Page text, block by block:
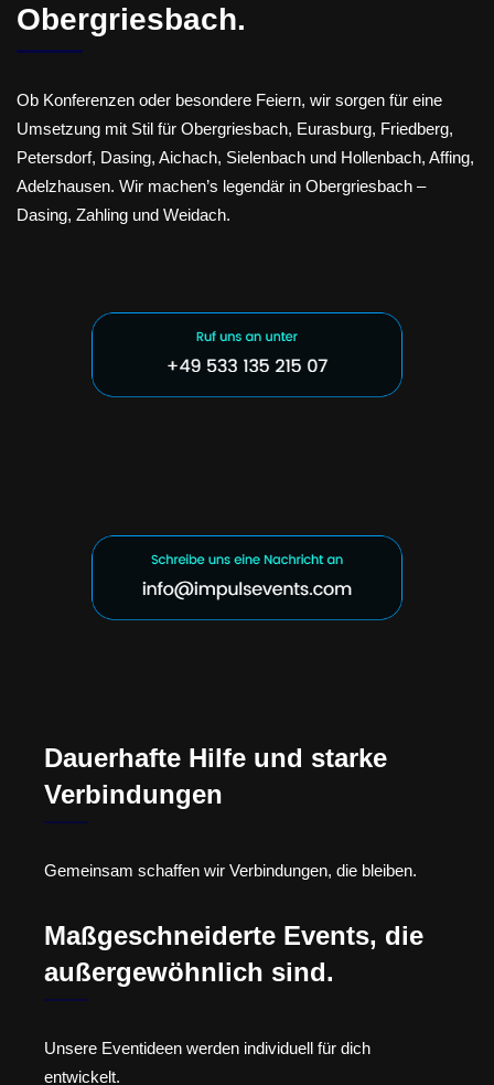
Obergriesbach.
Ob Konferenzen oder besondere Feiern, wir sorgen für eine
Umsetzung mit Stil für Obergriesbach, Eurasburg, Friedberg,
Petersdorf, Dasing, Aichach, Sielenbach und Hollenbach, Affing,
Adelzhausen. Wir machen’s legendär in Obergriesbach –
Dasing, Zahling und Weidach.
Dauerhafte Hilfe und starke
Verbindungen
Gemeinsam schaffen wir Verbindungen, die bleiben.
Maßgeschneiderte Events, die
außergewöhnlich sind.
Unsere Eventideen werden individuell für dich
entwickelt.